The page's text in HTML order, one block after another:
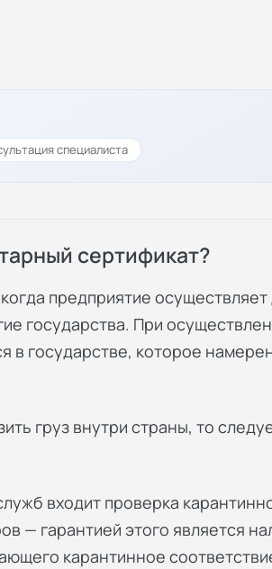
специалиста
сертификат?
предприятие осуществляет
государства. При
в государстве, которое
груз внутри страны, то
входит проверка
— гарантией этого является
карантинное